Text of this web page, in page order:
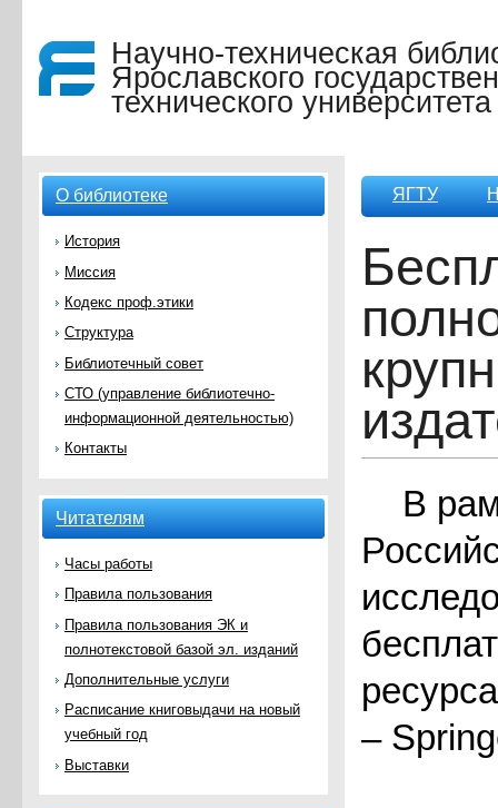
Научно-техническая
Ярославского
технического университета
О библиотеке
История
Миссия
Кодекс проф.этики
Структура
Библиотечный совет
СТО (управление библиотечно-
информационной деятельностью)
Контакты
Читателям
Часы работы
Правила пользования
Правила пользования ЭК и
полнотекстовой базой эл. изданий
Дополнительные услуги
Расписание книговыдачи на новый
учебный год
Выставки
ЯГТУ
В
–